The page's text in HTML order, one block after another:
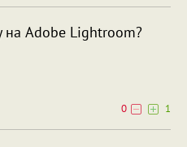
на Adobe Lightroom?
0
1